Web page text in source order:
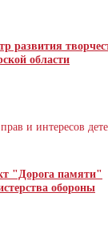
развития
области
"Дорога памяти"
обороны